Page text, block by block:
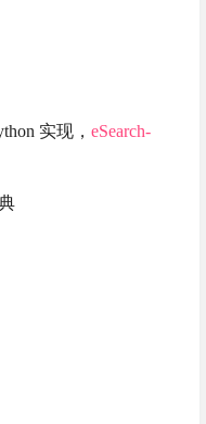
实现， eSearch-